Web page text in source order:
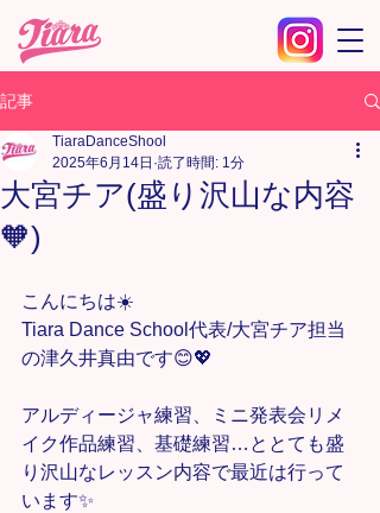
記事
大宮チア(盛り沢山な内容
🧡)
TiaraDanceShool
2025年6月14日 読了時間: 1分
こんにちは☀️
Tiara Dance School代表/大宮チア担当
の津久井真由です😊💖
アルディージャ練習、ミニ発表会リメ
イク作品練習、基礎練習…ととても盛
り沢山なレッスン内容で最近は行って
います✨